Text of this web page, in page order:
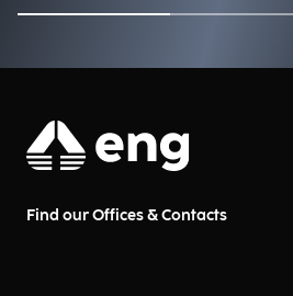
Find our Offices & Contacts